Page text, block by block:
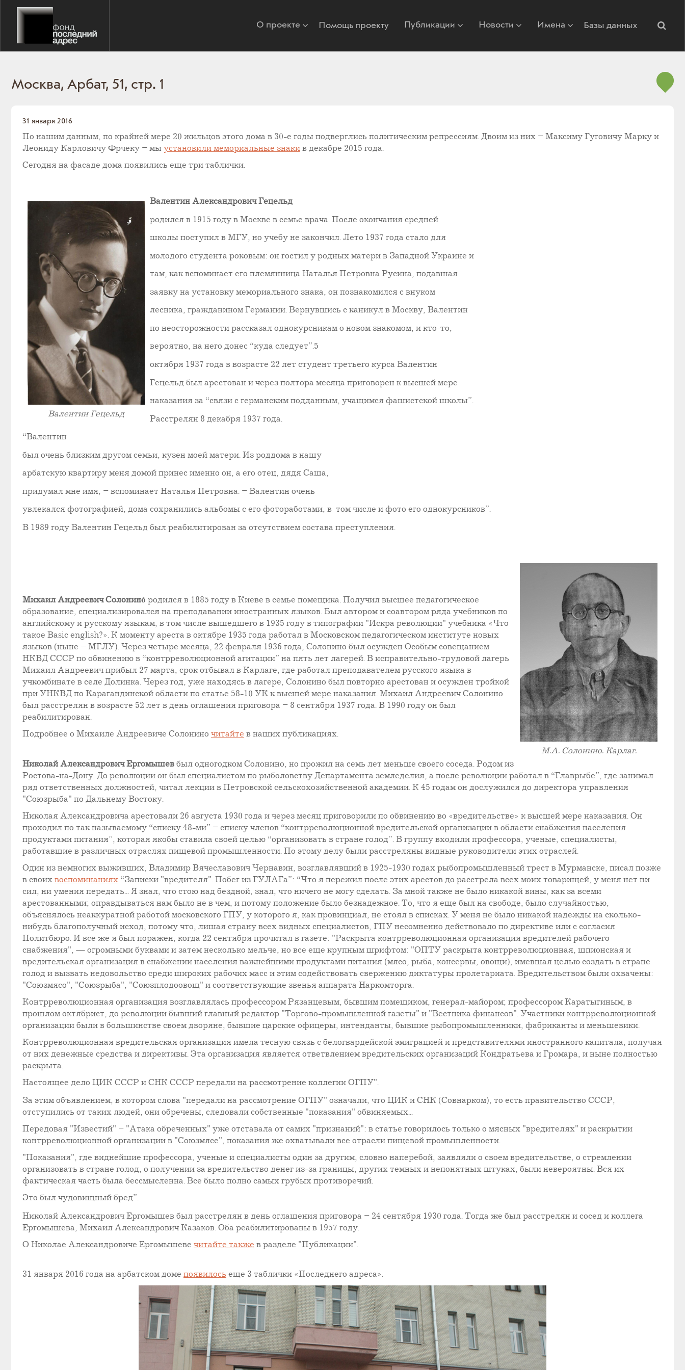
О проекте Помощь проекту Публикации Новости Имена Базы данных
Москва, Арбат, 51, стр. 1
31 января 2016
По нашим данным, по крайней мере 20 жильцов этого дома в 30-е годы подверглись политическим репрессиям. Двоим из них – Максиму Гуговичу Марку и
Леониду Карловичу Фрчеку – мы установили мемориальные знаки в декабре 2015 года.
Сегодня на фасаде дома появились еще три таблички.
Валентин Гецельд
Валентин Александрович Гецельд
родился в 1915 году в Москве в семье врача. После окончания средней
школы поступил в МГУ, но учебу не закончил. Лето 1937 года стало для
молодого студента роковым: он гостил у родных матери в Западной Украине и
там, как вспоминает его племянница Наталья Петровна Русина, подавшая
заявку на установку мемориального знака, он познакомился с внуком
лесника, гражданином Германии. Вернувшись с каникул в Москву, Валентин
по неосторожности рассказал однокурсникам о новом знакомом, и кто-то,
вероятно, на него донес “куда следует”.5
октября 1937 года в возрасте 22 лет студент третьего курса Валентин
Гецельд был арестован и через полтора месяца приговорен к высшей мере
наказания за “связи с германским подданным, учащимся фашистской школы”.
Расстрелян 8 декабря 1937 года.
“Валентин
был очень близким другом семьи, кузен моей матери. Из роддома в нашу
арбатскую квартиру меня домой принес именно он, а его отец, дядя Саша,
придумал мне имя, – вспоминает Наталья Петровна. – Валентин очень
увлекался фотографией, дома сохранились альбомы с его фотоработами, в том числе и фото его однокурсников”.
В 1989 году Валентин Гецельд был реабилитирован за отсутствием состава преступления.
М.А. Солонино. Карлаг.
Михаил АндреевичСолонинó родился в 1885 году в Киеве в семье помещика. Получил высшее педагогическое
образование, специализировался на преподавании иностранных языков. Был автором и соавтором ряда учебников по
английскому и русскому языкам, в том числе вышедшего в 1935 году в типографии "Искра революции" учебника «Что
такое Basic english?». К моменту ареста в октябре 1935 года работал в Московском педагогическом институте новых
языков (ныне – МГЛУ). Через четыре месяца, 22 февраля 1936 года, Солонино был осужден Особым совещанием
НКВД СССР по обвинению в “контрреволюционной агитации” на пять лет лагерей. В исправительно-трудовой лагерь
Михаил Андреевич прибыл 27 марта, срок отбывал в Карлаге, где работал преподавателем русского языка в
учкомбинате в селе Долинка. Через год, уже находясь в лагере, Солонино был повторно арестован и осужден тройкой
при УНКВД по Карагандинской области по статье 58-10 УК к высшей мере наказания. Михаил Андреевич Солонино
был расстрелян в возрасте 52 лет в день оглашения приговора – 8 сентября 1937 года. В 1990 году он был
реабилитирован.
Подробнее о Михаиле Андреевиче Солонино читайте в наших публикациях.
Николай Александрович Ергомышев был одногодком Солонино, но прожил на семь лет меньше своего соседа. Родом из
Ростова-на-Дону. До революции он был специалистом по рыболовству Департамента земледелия, а после революции работал в “Главрыбе”, где занимал
ряд ответственных должностей, читал лекции в Петровской сельскохозяйственной академии. К 45 годам он дослужился до директора управления
"Союзрыба" по Дальнему Востоку.
Николая Александровича арестовали 26 августа 1930 года и через месяц приговорили по обвинению во «вредительстве» к высшей мере наказания. Он
проходил по так называемому “списку 48-ми” – списку членов “контрреволюционной вредительской организации в области снабжения населения
продуктами питания”, которая якобы ставила своей целью “организовать в стране голод”. В группу входили профессора, ученые, специалисты,
работавшие в различных отраслях пищевой промышленности. По этому делу были расстреляны видные руководители этих отраслей.
Один из немногих выживших, Владимир Вячеславович Чернавин, возглавлявший в 1925-1930 годах рыбопромышленный трест в Мурманске, писал позже
в своих воспоминаниях “Записки "вредителя". Побег из ГУЛАГа”: “Что я пережил после этих арестов до расстрела всех моих товарищей, у меня нет ни
сил, ни умения передать... Я знал, что стою над бездной, знал, что ничего не могу сделать. За мной также не было никакой вины, как за всеми
арестованными; оправдываться нам было не в чем, и потому положение было безнадежное. То, что я еще был на свободе, было случайностью,
объяснялось неаккуратной работой московского ГПУ, у которого я, как провинциал, не стоял в списках. У меня не было никакой надежды на сколько-
нибудь благополучный исход, потому что, лишая страну всех видных специалистов, ГПУ несомненно действовало по директиве или с согласия
Политбюро. И все же я был поражен, когда 22 сентября прочитал в газете: "Раскрыта контрреволюционная организация вредителей рабочего
снабжения", — огромными буквами и затем несколько мельче, но все еще крупным шрифтом: "ОПТУ раскрыта контрреволюционная, шпионская и
вредительская организация в снабжении населения важнейшими продуктами питания (мясо, рыба, консервы, овощи), имевшая целью создать в стране
голод и вызвать недовольство среди широких рабочих масс и этим содействовать свержению диктатуры пролетариата. Вредительством были охвачены:
"Союзмясо", "Союзрыба", "Союзплодоовощ" и соответствующие звенья аппарата Наркомторга.
Контрреволюционная организация возглавлялась профессором Рязанцевым, бывшим помещиком, генерал-майором; профессором Каратыгиным, в
прошлом октябрист, до революции бывший главный редактор "Торгово-промышленной газеты" и "Вестника финансов". Участники контрреволюционной
организации были в большинстве своем дворяне, бывшие царские офицеры, интенданты, бывшие рыбопромышленники, фабриканты и меньшевики.
Контрреволюционная вредительская организация имела тесную связь с белогвардейской эмиграцией и представителями иностранного капитала, получая
от них денежные средства и директивы. Эта организация является ответвлением вредительских организаций Кондратьева и Громара, и ныне полностью
раскрыта.
Настоящее дело ЦИК СССР и СНК СССР передали на рассмотрение коллегии ОГПУ".
За этим объявлением, в котором слова "передали на рассмотрение ОГПУ" означали, что ЦИК и СНК (Совнарком), то есть правительство СССР,
отступились от таких людей, они обречены, следовали собственные "показания" обвиняемых...
Передовая "Известий" – "Атака обреченных" уже отставала от самих "признаний": в статье говорилось только о мясных "вредителях" и раскрытии
контрреволюционной организации в "Союзмясе", показания же охватывали все отрасли пищевой промышленности.
"Показания", где виднейшие профессора, ученые и специалисты один за другим, словно наперебой, заявляли о своем вредительстве, о стремлении
организовать в стране голод, о получении за вредительство денег из-за границы, других темных и непонятных штуках, были невероятны. Вся их
фактическая часть была бессмысленна. Все было полно самых грубых противоречий.
Это был чудовищный бред”.
Николай Александрович Ергомышев был расстрелян в день оглашения приговора – 24 сентября 1930 года. Тогда же был расстрелян и сосед и коллега
Ергомышева, Михаил Александрович Казаков. Оба реабилитированы в 1957 году.
О Николае Александровиче Ергомышеве читайте также в разделе "Публикации".
31 января 2016 года на арбатском доме появилось еще 3 таблички «Последнего адреса».